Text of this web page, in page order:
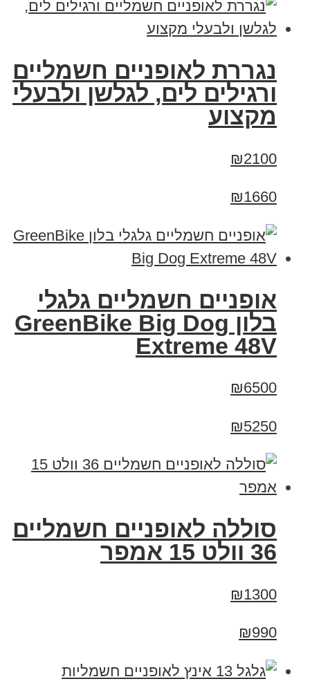
נגררת לאופניים חשמליים
ורגילים לים, לגלשן ולבעלי
מקצוע
₪2100
₪1660
אופניים חשמליים גלגלי
בלון GreenBike Big Dog
Extreme 48V
₪6500
₪5250
סוללה לאופניים חשמליים
36 וולט 15 אמפר
₪1300
₪990